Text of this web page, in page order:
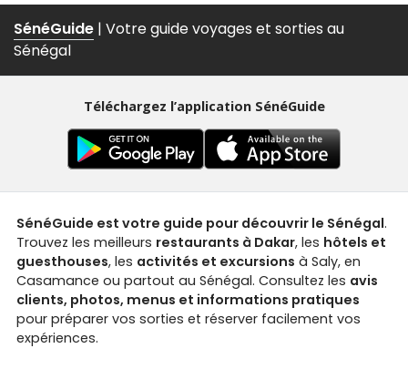
SénéGuide | Votre guide voyages et sorties au
Sénégal
Téléchargez l’application SénéGuide
SénéGuide est votre guide pour découvrir le Sénégal.
Trouvez les meilleurs restaurants à Dakar, les hôtels et
guesthouses, les activités et excursions à Saly, en
Casamance ou partout au Sénégal. Consultez les avis
clients, photos, menus et informations pratiques
pour préparer vos sorties et réserver facilement vos
expériences.